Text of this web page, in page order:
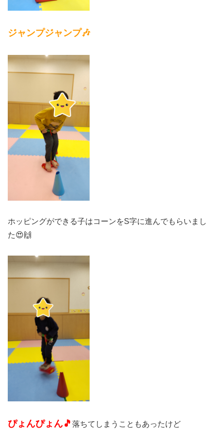
ジャンプジャンプ🎶
ホッピングができる子はコーンをS字に進んでもらいまし
た😍🙌
ぴょんぴょん🎵 落ちてしまうこともあったけど